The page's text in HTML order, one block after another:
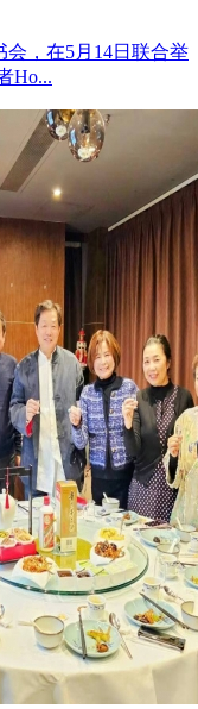
，在5月14日联合举
Ho...